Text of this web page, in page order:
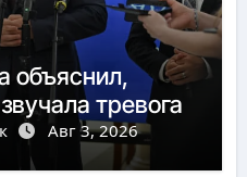
объяснил,
тревога
Авг 3, 2026